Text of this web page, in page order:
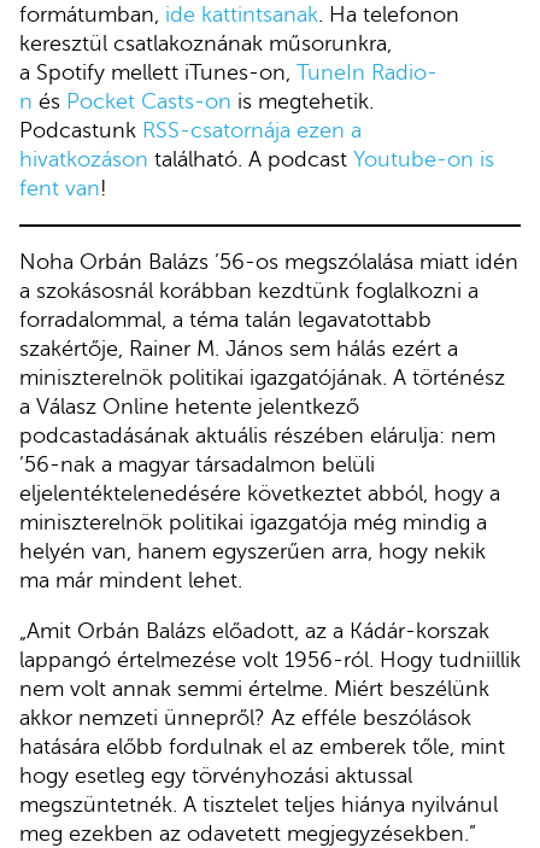
formátumban, ide kattintsanak. Ha telefonon
keresztül csatlakoznának műsorunkra,
a Spotify mellett iTunes-on, TuneIn Radio-
n és Pocket Casts-on is megtehetik.
Podcastunk RSS-csatornája ezen a
hivatkozáson található. A podcast Youtube-on is
fent van!
Noha Orbán Balázs ’56-os megszólalása miatt idén
a szokásosnál korábban kezdtünk foglalkozni a
forradalommal, a téma talán legavatottabb
szakértője, Rainer M. János sem hálás ezért a
miniszterelnök politikai igazgatójának. A történész
a Válasz Online hetente jelentkező
podcastadásának aktuális részében elárulja: nem
’56-nak a magyar társadalmon belüli
eljelentéktelenedésére következtet abból, hogy a
miniszterelnök politikai igazgatója még mindig a
helyén van, hanem egyszerűen arra, hogy nekik
ma már mindent lehet.
„Amit Orbán Balázs előadott, az a Kádár-korszak
lappangó értelmezése volt 1956-ról. Hogy tudniillik
nem volt annak semmi értelme. Miért beszélünk
akkor nemzeti ünnepről? Az efféle beszólások
hatására előbb fordulnak el az emberek tőle, mint
hogy esetleg egy törvényhozási aktussal
megszüntetnék. A tisztelet teljes hiánya nyilvánul
meg ezekben az odavetett megjegyzésekben.”